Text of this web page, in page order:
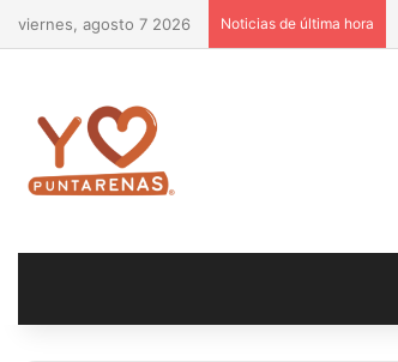
viernes, agosto 7 2026 Noticias de última hora